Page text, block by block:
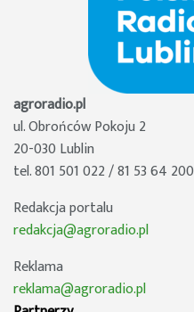
agroradio.pl
ul. Obrońców Pokoju 2
20-030 Lublin
tel. 801 501 022 / 81 53 64 200
Redakcja portalu
redakcja@agroradio.pl
Reklama
reklama@agroradio.pl